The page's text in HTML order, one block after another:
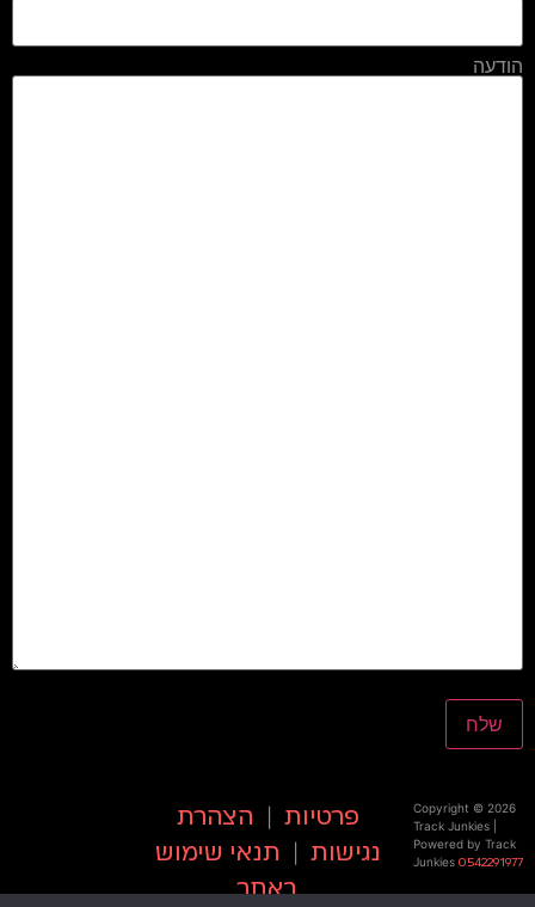
הודעה
שלח
Copyright © 2026
Track Junkies |
Powered by Track
Junkies 0542291977
פרטיות
הצהרת
נגישות
תנאי שימוש
באתר